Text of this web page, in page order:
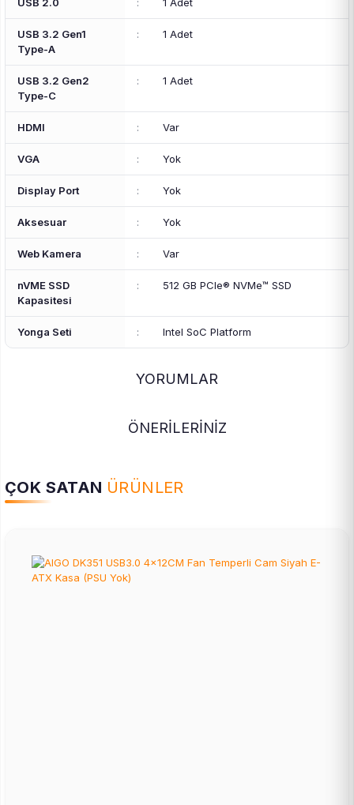
USB 2.0 : 1 Adet
USB 3.2 Gen1
Type-A
: 1 Adet
USB 3.2 Gen2
Type-C
: 1 Adet
HDMI : Var
VGA : Yok
Display Port : Yok
Aksesuar : Yok
Web Kamera : Var
nVME SSD
Kapasitesi
: 512 GB PCIe® NVMe™ SSD
Yonga Seti : Intel SoC Platform
YORUMLAR
ÖNERİLERİNİZ
ÇOK SATAN ÜRÜNLER